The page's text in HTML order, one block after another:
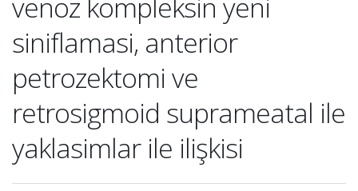
siniflamasi, anterior
petrozektomi ve
retrosigmoid suprameatal ile
yaklasimlar ile ilişkisi